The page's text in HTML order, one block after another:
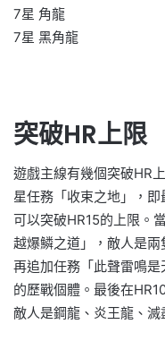
7星 角龍
7星 黑角龍
突破HR上限
遊戲主線有幾個突破HR
星任務「收束之地」，
可以突破HR15的上限。
越爆鱗之道」，敵人是
再追加任務「此聲雷鳴
的歷戰個體。最後在
敵人是鋼龍、炎王龍、滅